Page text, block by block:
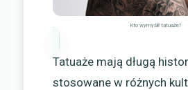
Kto wymyślił tatuaże?
Tatuaże mają długą
stosowane w różnych